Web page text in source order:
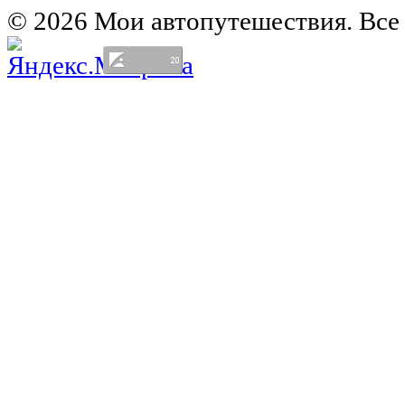
© 2026 Мои автопутешествия.